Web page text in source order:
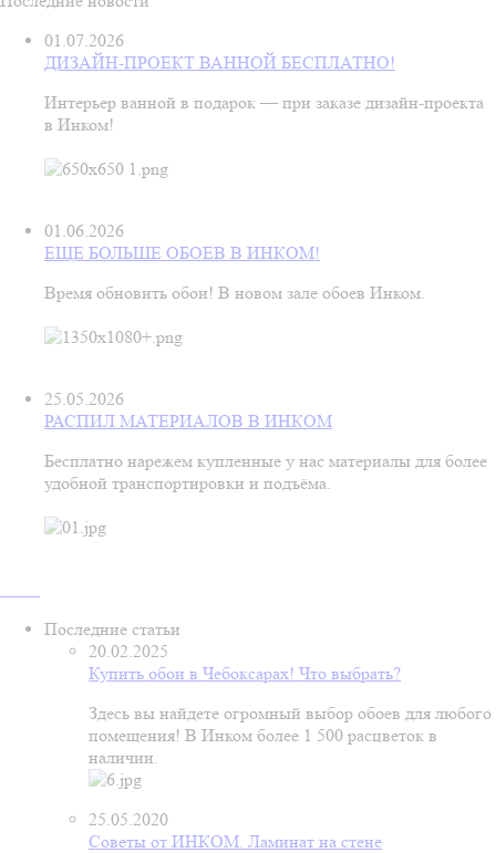
01.07.2026
ДИЗАЙН-ПРОЕКТ ВАННОЙ БЕСПЛАТНО!
Интерьер ванной в подарок — при заказе дизайн‑проекта
в Инком!
01.06.2026
ЕЩЕ БОЛЬШЕ ОБОЕВ В ИНКОМ!
Время обновить обои! В новом зале обоев Инком.
25.05.2026
РАСПИЛ МАТЕРИАЛОВ В ИНКОМ
Бесплатно нарежем купленные у нас материалы для более
удобной транспортировки и подъёма.
Последние статьи
20.02.2025
Купить обои в Чебоксарах! Что выбрать?
Здесь вы найдете огромный выбор обоев для любого
помещения! В Инком более 1 500 расцветок в
наличии.
25.05.2020
Советы от ИНКОМ. Ламинат на стене